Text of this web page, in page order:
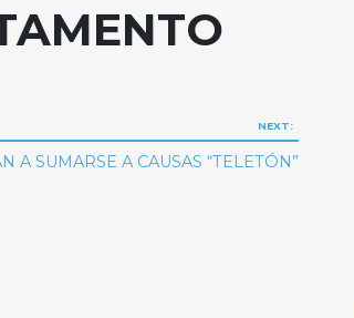
NEXT:
A SUMARSE A CAUSAS “TELETÓN”